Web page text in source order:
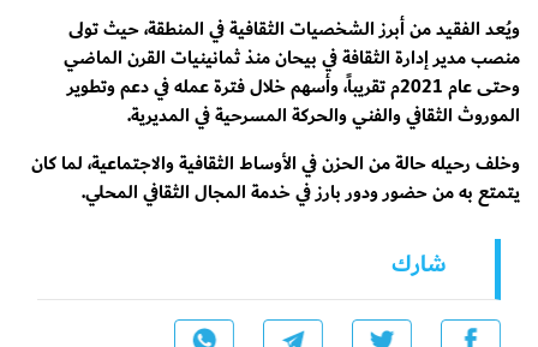
ويُعد الفقيد من أبرز الشخصيات الثقافية في المنطقة، حيث تولى
منصب مدير إدارة الثقافة في بيحان منذ ثمانينيات القرن الماضي
وحتى عام 2021م تقريباً، وأسهم خلال فترة عمله في دعم وتطوير
الموروث الثقافي والفني والحركة المسرحية في المديرية.
وخلف رحيله حالة من الحزن في الأوساط الثقافية والاجتماعية، لما كان
يتمتع به من حضور ودور بارز في خدمة المجال الثقافي المحلي.
شارك